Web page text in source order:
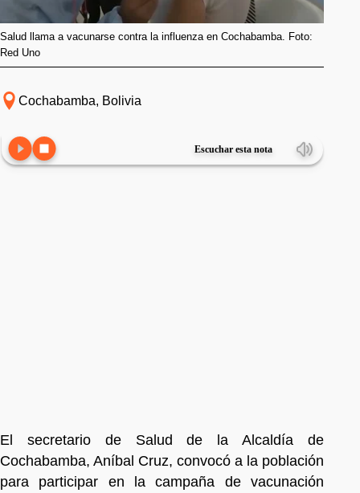
Salud llama a vacunarse contra la influenza en Cochabamba. Foto:
Red Uno
Cochabamba, Bolivia
Escuchar esta nota
El secretario de Salud de la Alcaldía de
Cochabamba, Aníbal Cruz, convocó a la población
para participar en la campaña de vacunación